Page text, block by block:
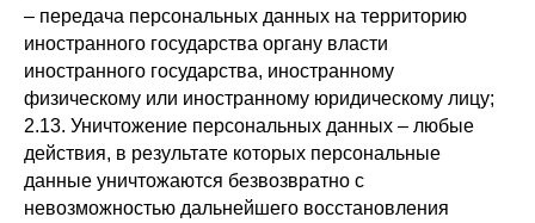
– передача персональных данных на территорию
иностранного государства органу власти
иностранного государства, иностранному
физическому или иностранному юридическому лицу;
2.13. Уничтожение персональных данных – любые
действия, в результате которых персональные
данные уничтожаются безвозвратно с
невозможностью дальнейшего восстановления